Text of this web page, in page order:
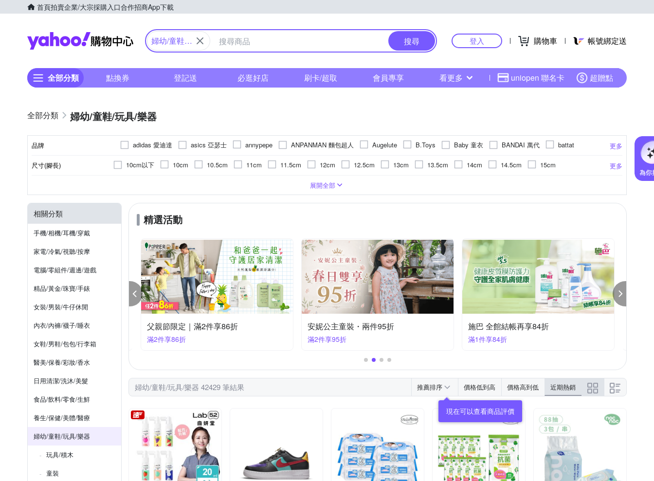
首頁拍賣企業/大宗採購入口合作招商App下載
Yahoo購物中心
婦幼/童鞋/
搜尋 登入 購物車 帳號綁定送
全部分類 點換券 登記送 必逛好店 刷卡/超取 會員專享 看更多 uniopen 聯名卡 超贈點
婦幼/童鞋/玩具/樂器
品牌 更多
adidas 愛迪達 asics 亞瑟士 annypepe ANPANMAN 麵包超人 Augelute B.Toys Baby 童衣 BANDAI 萬代
battat
Brands4Kids
Chicco Crocs chiao!Babe 俏寶貝 classic world Crocodile Junior 小鱷魚童裝 Disney 迪士尼
DIADORA
LEGO 樂高
LOG 樂格 LOTTO Mamas & Papas Mimi&Lula NIKE nac nac nanoblock 河田積木
NEW BALANCE
Swan 天鵝
TAKARA TOMY
其他品牌
奇哥 安妮公主 橘魔法 海夫健康生活館 賽先生科學工廠
尺寸(腳長) 更多
10cm以下 10cm 10.5cm 11cm 11.5cm 12cm 12.5cm 13cm 13.5cm 14cm 14.5cm
15cm
18cm
21.5cm
22cm 22.5cm 23cm 23.5cm 24cm 24.5cm 25cm 25.5cm 26cm以上
8歲以上
10歲以上
1歲以下
公仔/模型/場景組合 填充玩具/玩偶
童玩/陀螺/溜溜球/彈簧玩具
手帕 / 小方巾 / 澡巾
碗 球類 髮飾 保溫杯 隨行杯 嬰幼兒防護安全鎖 防蚊液
浴巾 音樂鈴/拉鈴/音樂吊鈴
一般洋裝
居家套裝/睡衣
棒球帽 / 鴨舌帽
其他帽款
爬行墊/遊戲墊
貝斯套弦
乾濕兩用
不鏽鋼
展開全部
相關分類
手機/相機/耳機/穿戴
家電/冷氣/視聽/按摩
電腦/零組件/週邊/遊戲
精品/黃金/珠寶/手錶
女裝/男裝/牛仔休閒
內衣/內褲/襪子/睡衣
女鞋/男鞋/包包/行李箱
醫美/保養/彩妝/香水
日用清潔/洗沐/美髮
食品/飲料/零食/生鮮
養生/保健/美體/醫療
婦幼/童鞋/玩具/樂器
玩具/積木
童裝
精選活動
定商品滿額出貨 父親節限定｜滿2件享86折
滿2件享86折
安妮公主童裝・兩件95折
滿2件享95折
施巴 全館結帳再享84折
滿1件享84折
婦幼/童鞋/玩具/樂器 42429 筆結果 推薦排序 價格低到高 價格高到低 近期熱銷